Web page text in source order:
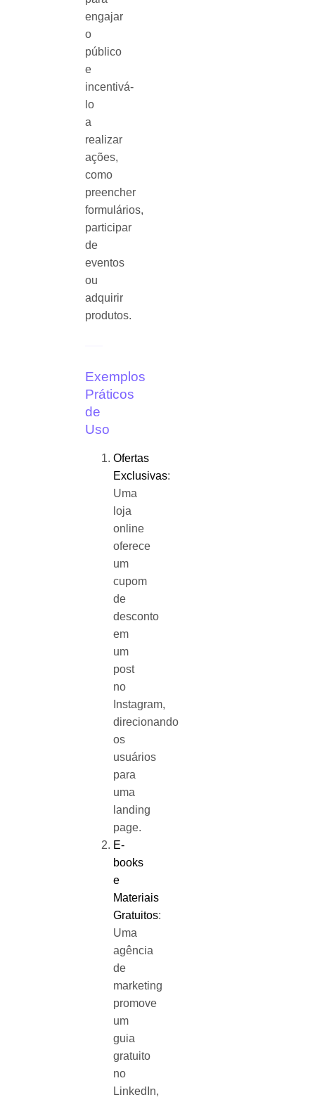
engajar
o
público
e
incentivá-
lo
a
realizar
ações,
como
preencher
formulários,
participar
de
eventos
ou
adquirir
produtos.
Exemplos
Práticos
de
Uso
Ofertas
Exclusivas:
Uma
loja
online
oferece
um
cupom
de
desconto
em
um
post
no
Instagram,
direcionando
os
usuários
para
uma
landing
page.
E-
books
e
Materiais
Gratuitos:
Uma
agência
de
marketing
promove
um
guia
gratuito
no
LinkedIn,